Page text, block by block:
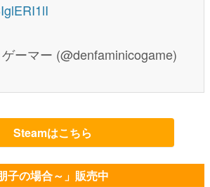
ーマー (@denfaminicogame)
Steamはこちら
子の場合～」販売中